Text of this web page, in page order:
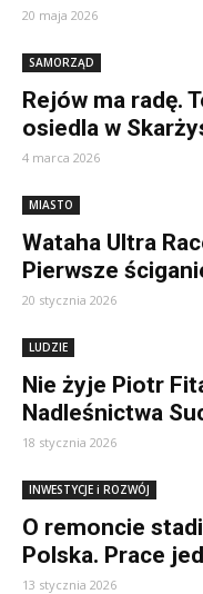
20 maja 2026
SAMORZĄD
Rejów ma radę.
osiedla w
4 marca 2026
MIASTO
Wataha Ultra
Pierwsze
20 stycznia 2026
LUDZIE
Nie żyje Piotr
Nadleśnictwa
18 stycznia 2026
INWESTYCJE i ROZWÓJ
O remoncie
Polska. Prace
13 stycznia 2026